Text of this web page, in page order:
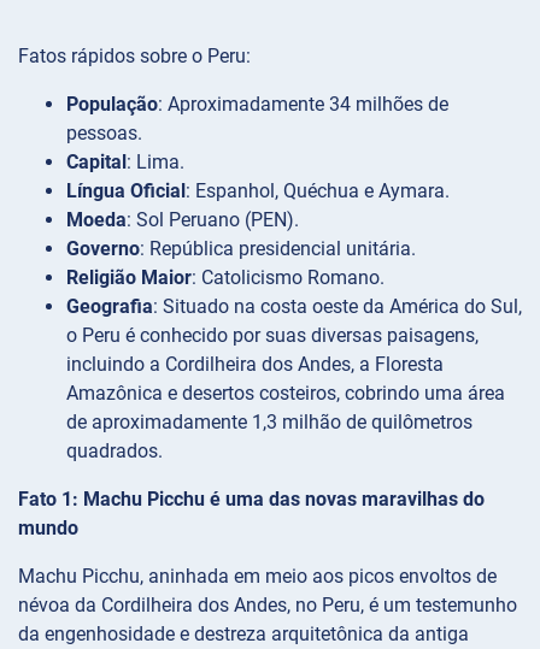
Fatos rápidos sobre o Peru:
População: Aproximadamente 34 milhões de
pessoas.
Capital: Lima.
Língua Oficial: Espanhol, Quéchua e Aymara.
Moeda: Sol Peruano (PEN).
Governo: República presidencial unitária.
Religião Maior: Catolicismo Romano.
Geografia: Situado na costa oeste da América do Sul,
o Peru é conhecido por suas diversas paisagens,
incluindo a Cordilheira dos Andes, a Floresta
Amazônica e desertos costeiros, cobrindo uma área
de aproximadamente 1,3 milhão de quilômetros
quadrados.
Fato 1: Machu Picchu é uma das novas maravilhas do
mundo
Machu Picchu, aninhada em meio aos picos envoltos de
névoa da Cordilheira dos Andes, no Peru, é um testemunho
da engenhosidade e destreza arquitetônica da antiga